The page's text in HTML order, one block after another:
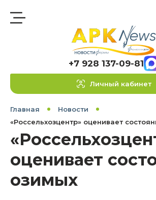
+7 928 137-09-81
Личный кабинет
Главная
Новости
«Россельхозцентр» оценивает
оценивает
озимых